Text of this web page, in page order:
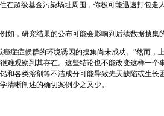
在超级基金污染场址周围，你极可能迅速打包走
如，研究结果的公布可能会影响到后续数据搜集
症症候群的环境诱因的搜集尚未成功。”然而，
难观察到其存在。这些结论也不能改变这样一
和各类溶剂等不洁成分可能导致先天缺陷或生
清晰阐述的确切案例少之又少。